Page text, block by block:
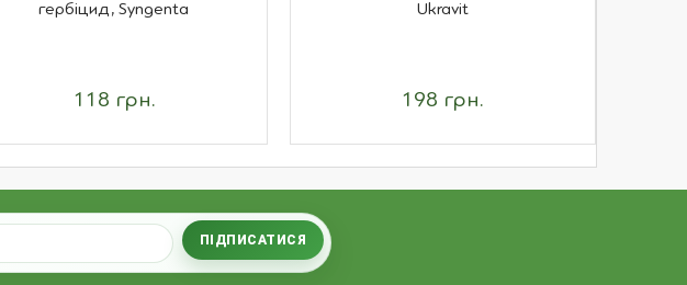
гербіцид, Syngenta
118 грн.
Ukravit
198 грн.
ПІДПИСАТИСЯ